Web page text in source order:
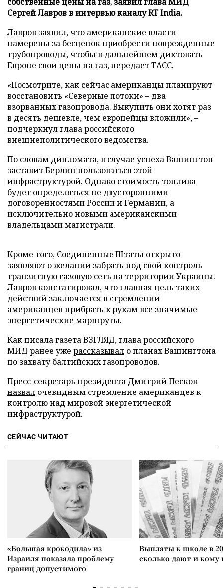
Сергей Лавров в интервью каналу RT India.
Лавров заявил, что американские власти
намерены за бесценок приобрести поврежденные
трубопроводы, чтобы в дальнейшем диктовать
Европе свои цены на газ, передаетТАСС.
«Посмотрите, как сейчас американцы планируют
восстановить «Северные потоки» – два
взорванных газопровода. Выкупить они хотят раз
в десять дешевле, чем европейцы вложили», –
подчеркнул глава российского
внешнеполитического ведомства.
По словам дипломата, в случае успеха Вашингтон
заставит Берлин пользоваться этой
инфраструктурой. Однако стоимость топлива
будет определяться не двусторонними
договоренностями России и Германии, а
исключительно новыми американскими
владельцами магистрали.
Кроме того, Соединенные Штаты открыто
заявляют о желании забрать под свой контроль
транзитную газовую сеть на территории Украины.
Лавров констатировал, что главная цель таких
действий заключается в стремлении
американцев прибрать к рукам все значимые
энергетические маршруты.
Как писала газета ВЗГЛЯД, глава российского
МИД ранее уже рассказывал о планах Вашингтона
по захвату балтийских газопроводов.
Пресс-секретарь президента Дмитрий Песков
назвал очевидным стремление американцев к
контролю над мировой энергетической
инфраструктурой.
СЕЙЧАС ЧИТАЮТ
«Большая крокодила» из
Израиля показала проблему
границ допустимого
Выплаты к школе в
сколько дают и